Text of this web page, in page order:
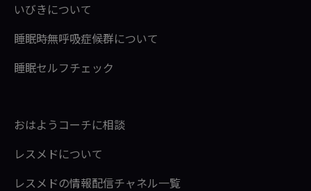
いびきについて
睡眠時無呼吸症候群について
睡眠セルフチェック
おはようコーチに相談
レスメドについて
レスメドの情報配信チャネル一覧